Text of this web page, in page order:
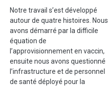
Notre travail s’est développé
autour de quatre histoires. Nous
avons démarré par la difficile
équation de
l’approvisionnement en vaccin,
ensuite nous avons questionné
l’infrastructure et de personnel
de santé déployé pour la